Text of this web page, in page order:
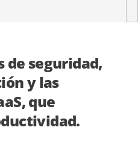
de seguridad,
y las
que